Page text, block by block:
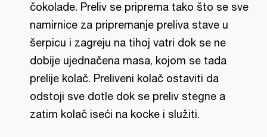
čokolade. Preliv se priprema tako što se sve
namirnice za pripremanje preliva stave u
šerpicu i zagreju na tihoj vatri dok se ne
dobije ujednačena masa, kojom se tada
prelije kolač. Preliveni kolač ostaviti da
odstoji sve dotle dok se preliv stegne a
zatim kolač iseći na kocke i služiti.